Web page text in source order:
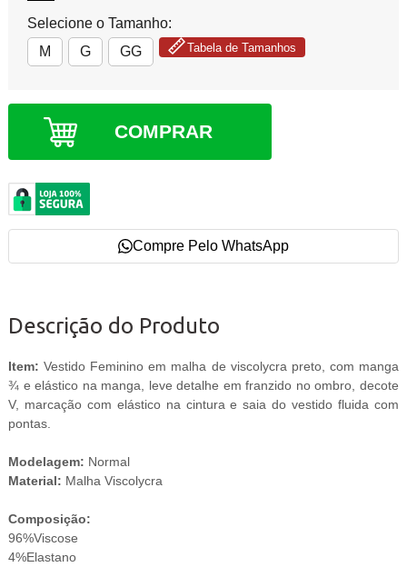
Selecione o Tamanho:
M
G GG Tabela de Tamanhos
COMPRAR
Compre Pelo WhatsApp
Descrição do Produto
Item: Vestido Feminino em malha de viscolycra preto, com manga
¾ e elástico na manga, leve detalhe em franzido no ombro, decote
V, marcação com elástico na cintura e saia do vestido fluida com
pontas.
Modelagem: Normal
Material: Malha Viscolycra
Composição:
96%Viscose
4%Elastano